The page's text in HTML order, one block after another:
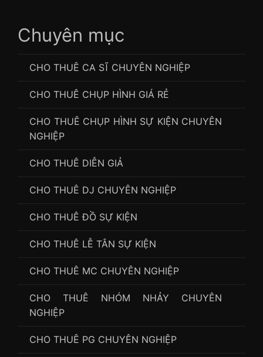
Chuyên mục
CHO THUÊ CA SĨ CHUYÊN NGHIỆP
CHO THUÊ CHỤP HÌNH GIÁ RẺ
CHO THUÊ CHỤP HÌNH SỰ KIỆN CHUYÊN
NGHIỆP
CHO THUÊ DIỄN GIẢ
CHO THUÊ DJ CHUYÊN NGHIỆP
CHO THUÊ ĐỒ SỰ KIỆN
CHO THUÊ LỄ TÂN SỰ KIỆN
CHO THUÊ MC CHUYÊN NGHIỆP
CHO THUÊ NHÓM NHẢY CHUYÊN
NGHIỆP
CHO THUÊ PG CHUYÊN NGHIỆP